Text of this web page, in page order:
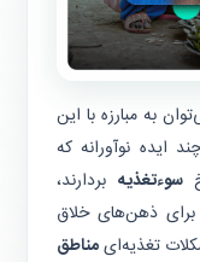
به مبارزه با این
ایده نوآورانه که
سوءتغذیه بردارند،
برای ذهن‌های خلاق
تغذیه‌ایمناطق